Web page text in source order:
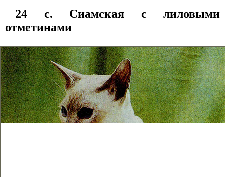
24 с. Сиамская с лиловыми
отметинами